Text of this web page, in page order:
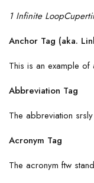
1 Infinite
Anchor Tag (aka.
This is an example of
Abbreviation Tag
The abbreviation srsly
Acronym Tag
The acronym ftw